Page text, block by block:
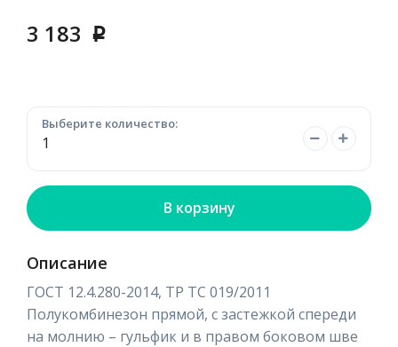
3 183 p
Выберите количество:
В корзину
Описание
ГОСТ 12.4.280-2014, ТР ТС 019/2011
Полукомбинезон прямой, с застежкой спереди
на молнию – гульфик и в правом боковом шве